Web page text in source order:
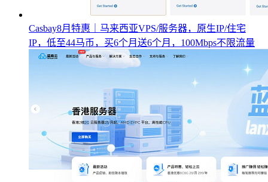
Casbay8月特惠｜马来西亚VPS/服务器，原生IP/住宅
IP，低至44马币，买6个月送6个月，100Mbps不限流量